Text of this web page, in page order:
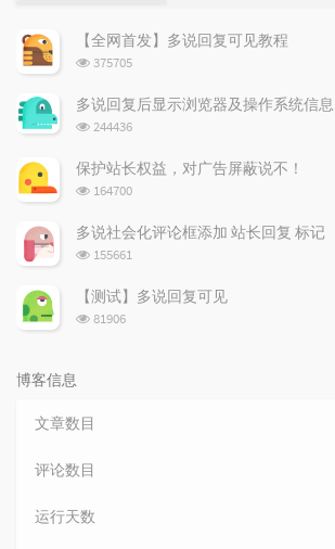
门
文
章
新
评
论
机
文
章
【全网首发】多说回复可见教程
浏
次
数:
375705
多说回复后显示浏览器及操作系统信息
浏
次
数:
244436
保护站长权益，对广告屏蔽说不！
浏
次
数:
164700
多说社会化评论框添加 站长回复 标记
浏
次
数:
155661
【测试】多说回复可见
浏
81906
博客信息
文章数目
评论数目
运行天数